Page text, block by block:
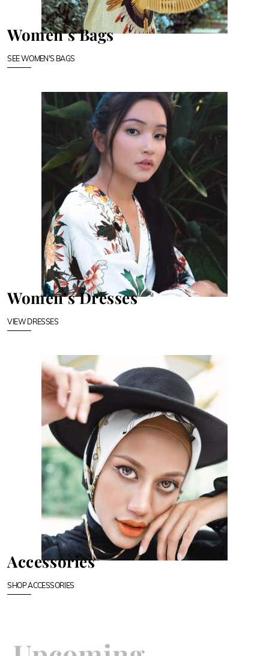
Women’s Bags
SEE WOMEN'S BAGS
Women’s Dresses
VIEW DRESSES
Accessories
SHOP ACCESSORIES